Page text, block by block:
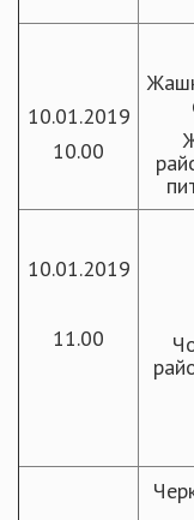
10.01.2019
10.00
10.01.2019
11.00